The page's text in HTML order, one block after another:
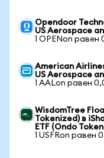
Opendoor
US Aerospace
1 OPENon равен
American
US Aerospace
1 AALon равен
WisdomTree
Tokenized) в
ETF (Ondo
1 USFRon равен